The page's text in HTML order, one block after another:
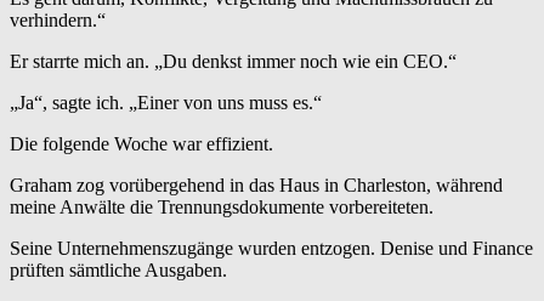
verhindern.“
Er starrte mich an. „Du denkst immer noch wie ein CEO.“
„Ja“, sagte ich. „Einer von uns muss es.“
Die folgende Woche war effizient.
Graham zog vorübergehend in das Haus in Charleston, während
meine Anwälte die Trennungsdokumente vorbereiteten.
Seine Unternehmenszugänge wurden entzogen. Denise und Finance
prüften sämtliche Ausgaben.